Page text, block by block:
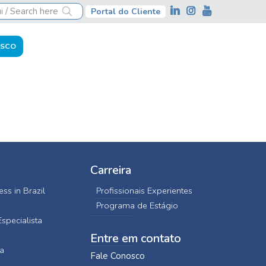
Portal do Cliente
in Brazil
Carreira
Profissionais Experientes
Programa de Estágio
Entre em contato
Fale Conosco